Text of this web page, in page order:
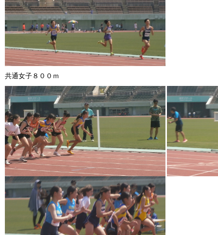
共通女子８００ｍ